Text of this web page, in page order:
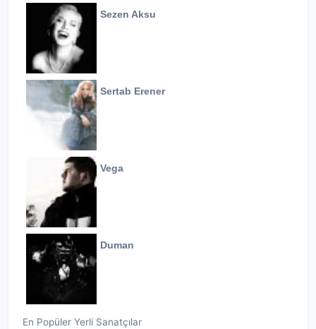
Sezen Aksu
Sertab Erener
Vega
Duman
En Popüler Yerli Sanatçılar